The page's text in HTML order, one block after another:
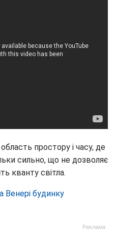
простору і часу, де
сильно, що не дозволяє
кванту світла.
Венері будинку